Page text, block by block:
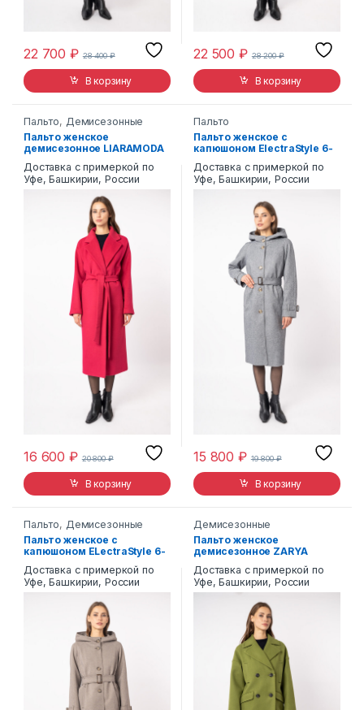
22 700₽ 28 400₽
В корзину
22 500₽ 28 200₽
В корзину
Пальто, Демисезонные
Пальто женское
демисезонное LIARAMODA
Доставка с примеркой по
Уфе, Башкирии, России
16 600₽ 20 800₽
В корзину
Пальто
Пальто женское с
капюшоном ElectraStyle 6-
Доставка с примеркой по
Уфе, Башкирии, России
15 800₽ 19 800₽
В корзину
Пальто, Демисезонные
Пальто женское с
капюшоном ELectraStyle 6-
Доставка с примеркой по
Уфе, Башкирии, России
Демисезонные
Пальто женское
демисезонное ZARYA
Доставка с примеркой по
Уфе, Башкирии, России